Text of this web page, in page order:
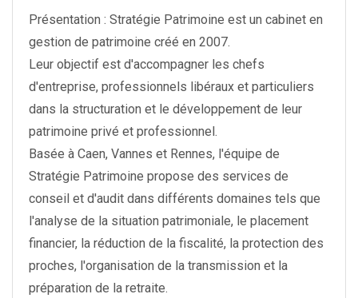
Présentation : Stratégie Patrimoine est un cabinet en
gestion de patrimoine créé en 2007.
Leur objectif est d'accompagner les chefs
d'entreprise, professionnels libéraux et particuliers
dans la structuration et le développement de leur
patrimoine privé et professionnel.
Basée à Caen, Vannes et Rennes, l'équipe de
Stratégie Patrimoine propose des services de
conseil et d'audit dans différents domaines tels que
l'analyse de la situation patrimoniale, le placement
financier, la réduction de la fiscalité, la protection des
proches, l'organisation de la transmission et la
préparation de la retraite.